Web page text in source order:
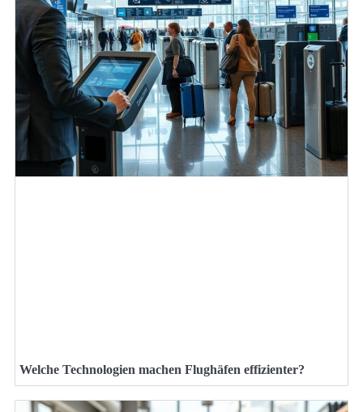
Welche Technologien machen Flughäfen effizienter?